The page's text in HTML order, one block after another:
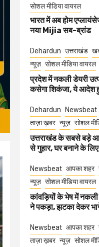
सोशल मीडिया वायरल
भारत में अब होम
नया Mijia सब-ब्रांड
Dehardun उत्तराखंड
न्यूज़ सोशल मीडिया वायरल
प्रदेश में नकली डेयरी
कसेगा शिकंजा, ये आदेश
Dehardun Newsbeat
ताज़ा ख़बर न्यूज़ सोशल
उत्तराखंड के सबसे बड़े
से गुहार, घर बनाने के
Newsbeat आपका शहर
न्यूज़ सोशल मीडिया वायरल
कांवड़ियों के भेष में नकली
ने पकड़ा, झटका देकर
Newsbeat आपका शहर
ताज़ा ख़बर न्यूज़ सोशल